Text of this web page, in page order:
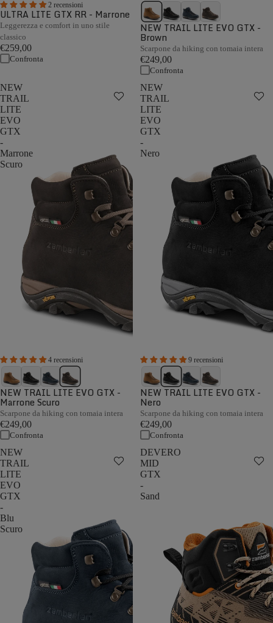
2 recensioni
ULTRA LITE GTX RR - Marrone
Leggerezza e comfort in uno stile
classico
€259,00
Confronta
NEW TRAIL LITE EVO GTX -
Brown
Scarpone da hiking con tomaia intera
€249,00
Confronta
NEW
TRAIL
LITE
EVO
GTX
-
Marrone
Scuro
4 recensioni
NEW TRAIL LITE EVO GTX -
Marrone Scuro
Scarpone da hiking con tomaia intera
€249,00
Confronta
NEW
TRAIL
LITE
EVO
GTX
-
Nero
9 recensioni
NEW TRAIL LITE EVO GTX -
Nero
Scarpone da hiking con tomaia intera
€249,00
Confronta
NEW
TRAIL
LITE
EVO
GTX
-
Blu
Scuro
DEVERO
MID
GTX
-
Sand